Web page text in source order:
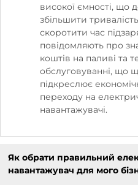
високої ємності, що
збільшити
скоротити час
повідомляють про
коштів на паливі та
обслуговуванні, що
підкреслює
переходу на
навантажувачі.
Як обрати правильний
навантажувач для мого